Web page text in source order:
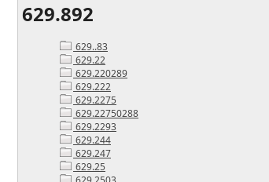
629.892
629..83
629.22
629.220289
629.222
629.2275
629.22750288
629.2293
629.244
629.247
629.25